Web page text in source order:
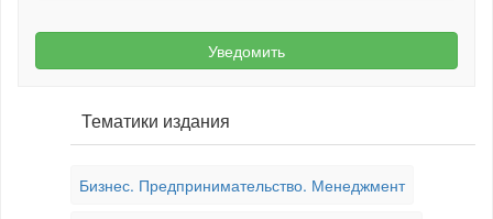
Уведомить
Тематики издания
Бизнес. Предпринимательство. Менеджмент